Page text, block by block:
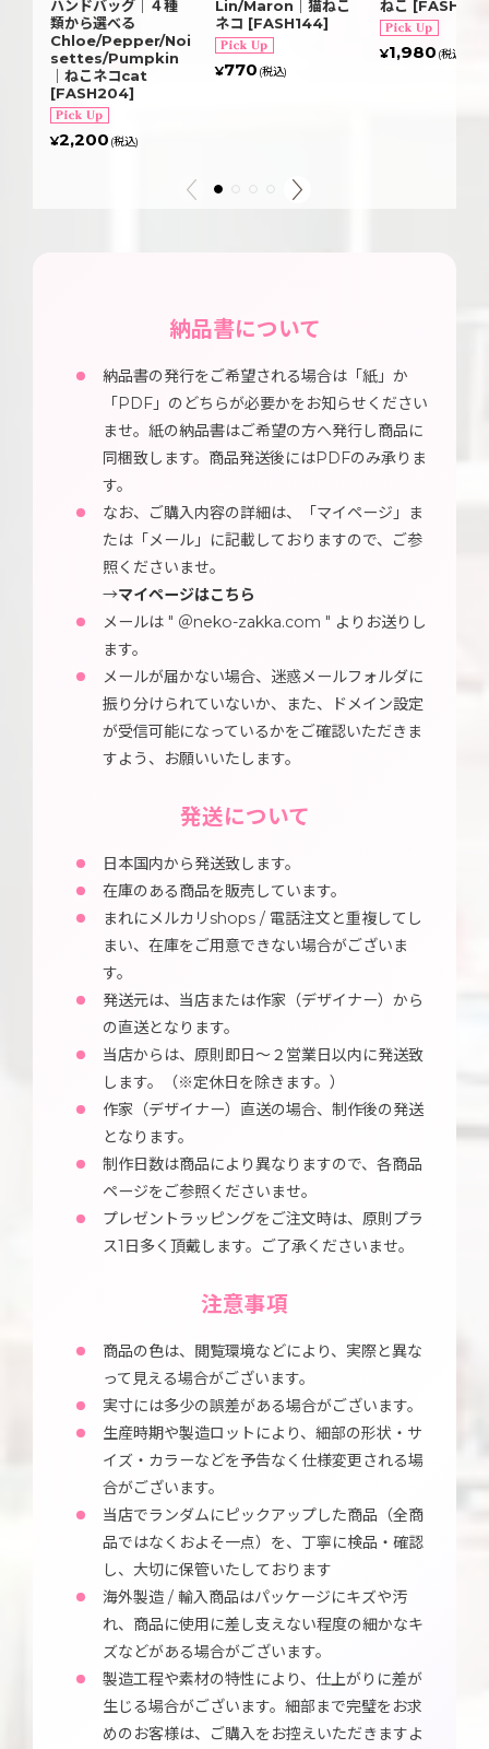
ハンドバッグ｜４種
類から選べる
Chloe/Pepper/Noi
settes/Pumpkin
｜ねこネコcat
[FASH204]
¥2,200 (税込)
Lin/Maron｜猫ねこ
ネコ [FASH144]
¥770 (税込)
ねこ [
¥1,980 (税込)
納品書について
納品書の発行をご希望される場合は「紙」か
「PDF」のどちらが必要かをお知らせください
ませ。紙の納品書はご希望の方へ発行し商品に
同梱致します。商品発送後にはPDFのみ承りま
す。
なお、ご購入内容の詳細は、「マイページ」ま
たは「メール」に記載しておりますので、ご参
照くださいませ。
→マイページはこちら
メールは " ＠neko-zakka.com " よりお送りし
ます。
メールが届かない場合、迷惑メールフォルダに
振り分けられていないか、また、ドメイン設定
が受信可能になっているかをご確認いただきま
すよう、お願いいたします。
発送について
日本国内から発送致します。
在庫のある商品を販売しています。
まれにメルカリshops / 電話注文と重複してし
まい、在庫をご用意できない場合がございま
す。
発送元は、当店または作家（デザイナー）から
の直送となります。
当店からは、原則即日～２営業日以内に発送致
します。（※定休日を除きます。）
作家（デザイナー）直送の場合、制作後の発送
となります。
制作日数は商品により異なりますので、各商品
ページをご参照くださいませ。
プレゼントラッピングをご注文時は、原則プラ
ス1日多く頂戴します。ご了承くださいませ。
注意事項
商品の色は、閲覧環境などにより、実際と異な
って見える場合がございます。
実寸には多少の誤差がある場合がございます。
生産時期や製造ロットにより、細部の形状・サ
イズ・カラーなどを予告なく仕様変更される場
合がございます。
当店でランダムにピックアップした商品（全商
品ではなくおよそ一点）を、丁寧に検品・確認
し、大切に保管いたしております
海外製造 / 輸入商品はパッケージにキズや汚
れ、商品に使用に差し支えない程度の細かなキ
ズなどがある場合がございます。
製造工程や素材の特性により、仕上がりに差が
生じる場合がございます。細部まで完璧をお求
めのお客様は、ご購入をお控えいただきますよ